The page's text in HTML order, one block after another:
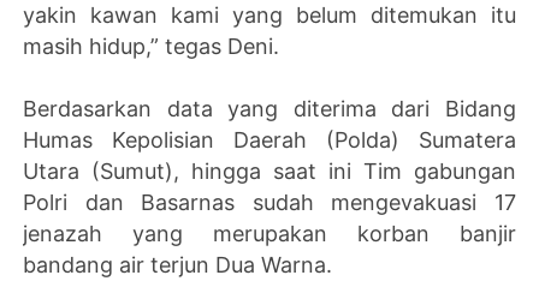
yakin kawan kami yang belum ditemukan itu
masih hidup,” tegas Deni.
Berdasarkan data yang diterima dari Bidang
Humas Kepolisian Daerah (Polda) Sumatera
Utara (Sumut), hingga saat ini Tim gabungan
Polri dan Basarnas sudah mengevakuasi 17
jenazah yang merupakan korban banjir
bandang air terjun Dua Warna.